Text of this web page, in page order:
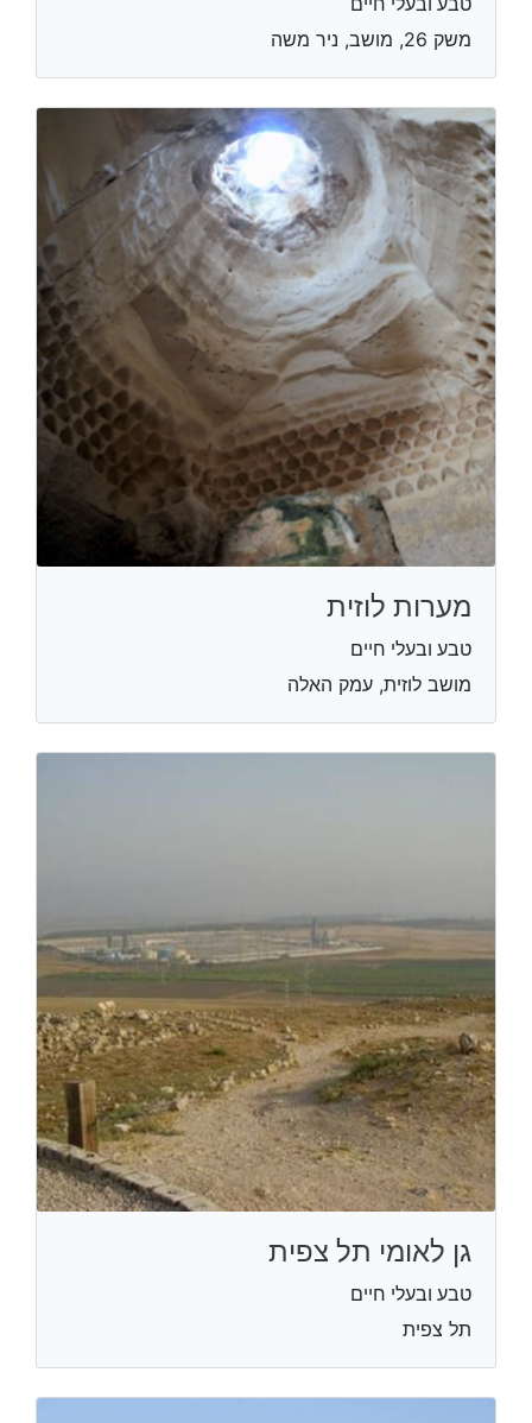
משק 26, מושב, ניר משה
מערות לוזית
טבע ובעלי חיים
מושב לוזית, עמק האלה
גן לאומי תל צפית
טבע ובעלי חיים
תל צפית